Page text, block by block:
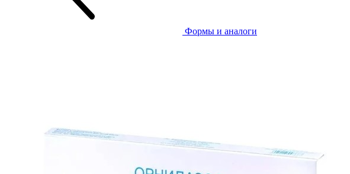
Формы и аналоги